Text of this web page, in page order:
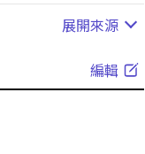
展開來源
編輯